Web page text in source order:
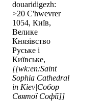
douaridigezh:
>20 C'hwevrer
1054, Київ,
Велике
Князівство
Руське і
Київське,
[[wk:en:Saint
Sophia Cathedral
in Kiev|Собор
Святої Софії]]